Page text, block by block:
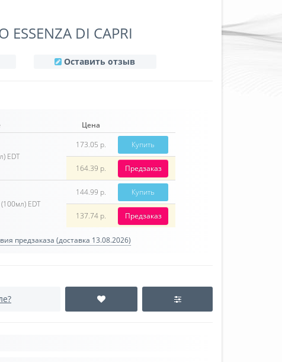
ESSENZA DI CAPRI
Оставить отзыв
Цена
EDT
173.05 р. Купить
164.39 р. Предзаказ
EDT
144.99 р. Купить
137.74 р. Предзаказ
предзаказа (доставка 13.08.2026)